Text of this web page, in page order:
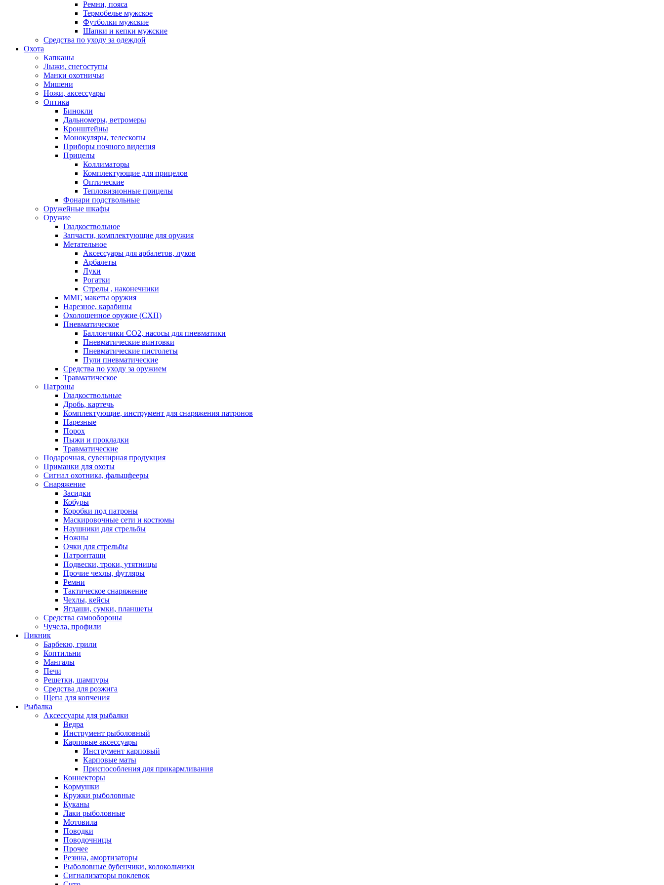
Ремни, пояса
Термобелье мужское
Футболки мужские
Шапки и кепки мужские
Средства по уходу за одеждой
Охота
Капканы
Лыжи, снегоступы
Манки охотничьи
Мишени
Ножи, аксессуары
Оптика
Бинокли
Дальномеры, ветромеры
Кронштейны
Монокуляры, телескопы
Приборы ночного видения
Прицелы
Коллиматоры
Комплектующие для прицелов
Оптические
Тепловизионные прицелы
Фонари подствольные
Оружейные шкафы
Оружие
Гладкоствольное
Запчасти, комплектующие для оружия
Метательное
Аксессуары для арбалетов, луков
Арбалеты
Луки
Рогатки
Стрелы , наконечники
ММГ, макеты оружия
Нарезное, карабины
Охолощенное оружие (СХП)
Пневматическое
Баллончики СО2, насосы для пневматики
Пневматические винтовки
Пневматические пистолеты
Пули пневматические
Средства по уходу за оружием
Травматическое
Патроны
Гладкоствольные
Дробь, картечь
Комплектующие, инструмент для снаряжения патронов
Нарезные
Порох
Пыжи и прокладки
Травматические
Подарочная, сувенирная продукция
Приманки для охоты
Сигнал охотника, фальшфееры
Снаряжение
Засидки
Кобуры
Коробки под патроны
Маскировочные сети и костюмы
Наушники для стрельбы
Ножны
Очки для стрельбы
Патронташи
Подвески, троки, утятницы
Прочие чехлы, футляры
Ремни
Тактическое снаряжение
Чехлы, кейсы
Ягдаши, сумки, планшеты
Средства самообороны
Чучела, профили
Пикник
Барбекю, грили
Коптильни
Мангалы
Печи
Решетки, шампуры
Средства для розжига
Щепа для копчения
Рыбалка
Аксессуары для рыбалки
Ведра
Инструмент рыболовный
Карповые аксессуары
Инструмент карповый
Карповые маты
Приспособления для прикармливания
Коннекторы
Кормушки
Кружки рыболовные
Куканы
Лаки рыболовные
Мотовила
Поводки
Поводочницы
Прочее
Резина, амортизаторы
Рыболовные бубенчики, колокольчики
Сигнализаторы поклевок